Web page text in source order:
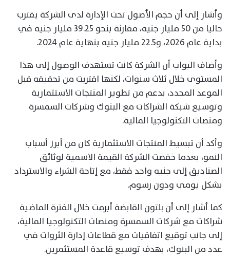
وأشار إلى أن حجم الأصول تحت الإدارة لدى الشركة يقترب
حاليا من 50 مليار جنيه، مقارنة بنحو 39.25 مليار جنيه في
بداية عام 2026، و22.5 مليار جنيه بنهاية عام 2024.
وأضاف البواب أن الشركة كانت تستهدف الوصول إلى هذا
المستوى خلال ثلاث سنوات، لكنها اقتربت من تحقيقه قبل
الموعد المحدد، بدعم من تطوير المنتجات الاستثمارية
وتوسيع شبكة الشراكات مع البنوك وشركات السمسرة
ومنصات التكنولوجيا المالية.
وأكد أن تبسيط المنتجات الاستثمارية كان من أبرز أسباب
النمو، بعدما خفضت الشركة القيمة الاسمية لوثائق
الصناديق إلى جنيه واحد فقط، مع إتاحة الشراء والاسترداد
بشكل يومي ودون رسوم.
كما أشار إلى أن بلتون القابضة أبرمت خلال الفترة الماضية
شراكات مع شركات السمسرة ومنصات التكنولوجيا المالية،
إلى جانب توقيع اتفاقيات مع قطاعات إدارة الثروات في
عدد من البنوك، بهدف توسيع قاعدة المستثمرين.